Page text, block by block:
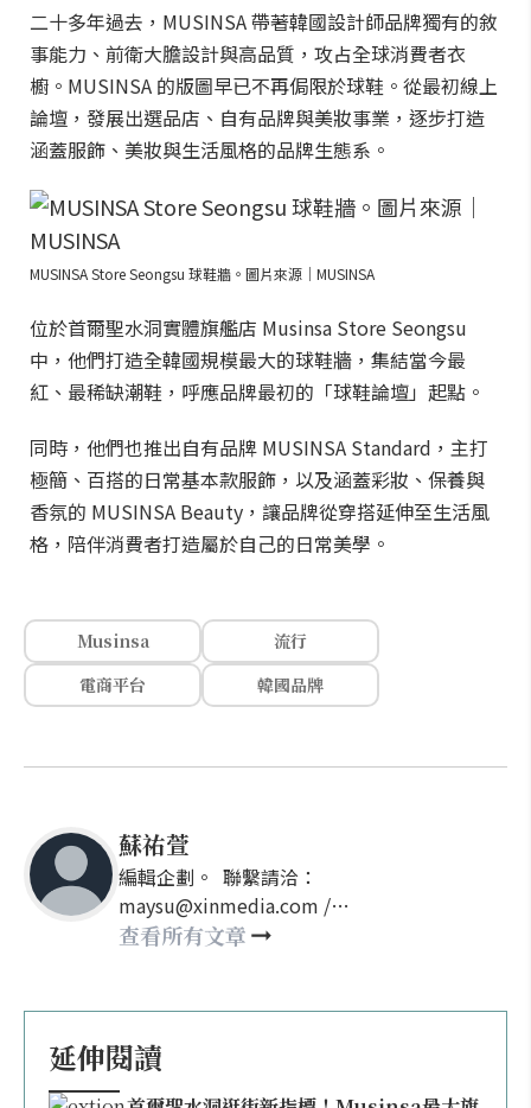
二十多年過去，MUSINSA 帶著韓國設計師品牌獨有的敘
事能力、前衛大膽設計與高品質，攻占全球消費者衣
櫥。MUSINSA 的版圖早已不再侷限於球鞋。從最初線上
論壇，發展出選品店、自有品牌與美妝事業，逐步打造
涵蓋服飾、美妝與生活風格的品牌生態系。
MUSINSA Store Seongsu 球鞋牆。圖片來源｜MUSINSA
位於首爾聖水洞實體旗艦店 Musinsa Store Seongsu
中，他們打造全韓國規模最大的球鞋牆，集結當今最
紅、最稀缺潮鞋，呼應品牌最初的「球鞋論壇」起點。
同時，他們也推出自有品牌 MUSINSA Standard，主打
極簡、百搭的日常基本款服飾，以及涵蓋彩妝、保養與
香氛的 MUSINSA Beauty，讓品牌從穿搭延伸至生活風
格，陪伴消費者打造屬於自己的日常美學。
Musinsa
流行
電商平台
韓國品牌
蘇祐萱
編輯企劃。 聯繫請洽：
maysu@xinmedia.com /
may860527@gmail.com
查看所有文章
延伸閱讀